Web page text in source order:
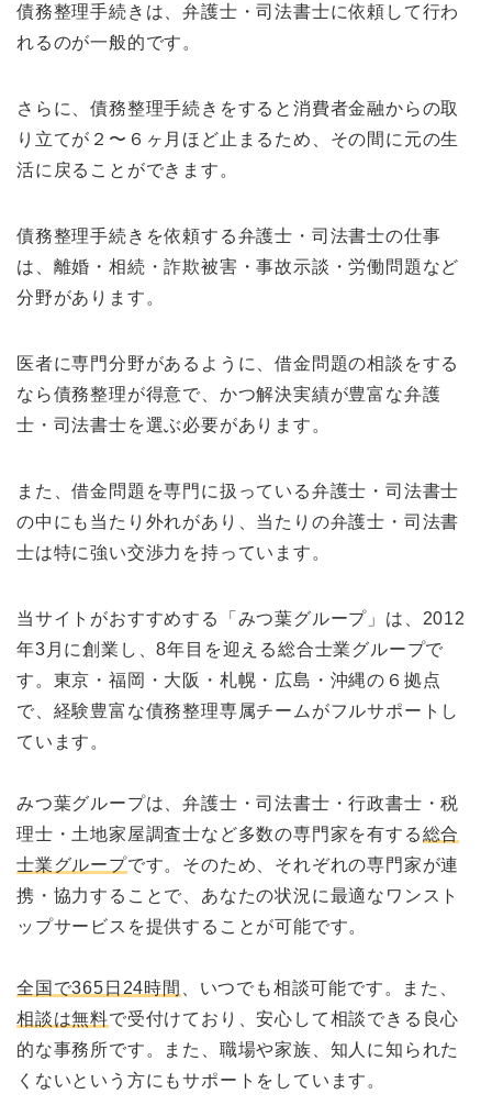
債務整理手続きは、弁護士・司法書士に依頼して行わ
れるのが一般的です。
さらに、債務整理手続きをすると消費者金融からの取
り立てが２〜６ヶ月ほど止まるため、その間に元の生
活に戻ることができます。
債務整理手続きを依頼する弁護士・司法書士の仕事
は、離婚・相続・詐欺被害・事故示談・労働問題など
分野があります。
医者に専門分野があるように、借金問題の相談をする
なら債務整理が得意で、かつ解決実績が豊富な弁護
士・司法書士を選ぶ必要があります。
また、借金問題を専門に扱っている弁護士・司法書士
の中にも当たり外れがあり、当たりの弁護士・司法書
士は特に強い交渉力を持っています。
当サイトがおすすめする「みつ葉グループ」は、2012
年3月に創業し、8年目を迎える総合士業グループで
す。東京・福岡・大阪・札幌・広島・沖縄の６拠点
で、経験豊富な債務整理専属チームがフルサポートし
ています。
みつ葉グループは、弁護士・司法書士・行政書士・税
理士・土地家屋調査士など多数の専門家を有する総合
士業グループです。そのため、それぞれの専門家が連
携・協力することで、あなたの状況に最適なワンスト
ップサービスを提供することが可能です。
全国で365日24時間
、いつでも相談可能です。また、
相談は無料で受付けており、安心して相談できる良心
的な事務所です。また、職場や家族、知人に知られた
くないという方にもサポートをしています。